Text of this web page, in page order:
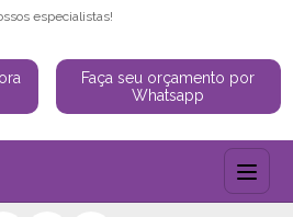
especialistas!
Faça seu orçamento por
Whatsapp